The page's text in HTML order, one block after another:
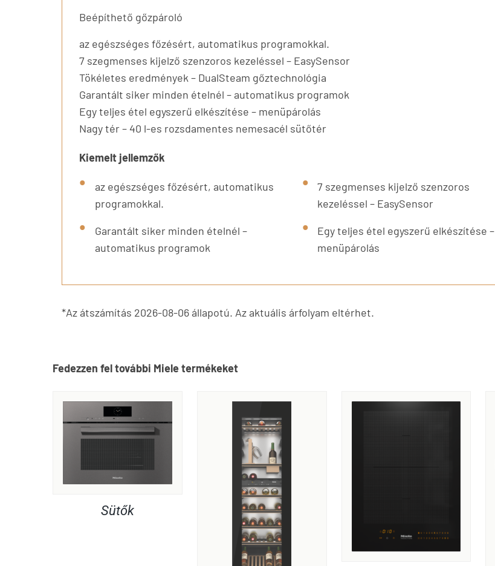
Beépíthető gőzpároló
az egészséges főzésért, automatikus programokkal.
7 szegmenses kijelző szenzoros kezeléssel – EasySensor
Tökéletes eredmények – DualSteam gőztechnológia
Garantált siker minden ételnél – automatikus programok
Egy teljes étel egyszerű elkészítése – menüpárolás
Nagy tér – 40 l-es rozsdamentes nemesacél sütőtér
Kiemelt jellemzők
az egészséges főzésért, automatikus
programokkal.
7 szegmenses kijelző szenzoros
kezeléssel – EasySensor
Garantált siker minden ételnél –
automatikus programok
Egy teljes étel egyszerű elkészítése –
menüpárolás
*Az átszámítás 2026-08-06 állapotú. Az aktuális árfolyam eltérhet.
Fedezzen fel további Miele termékeket
Sütők